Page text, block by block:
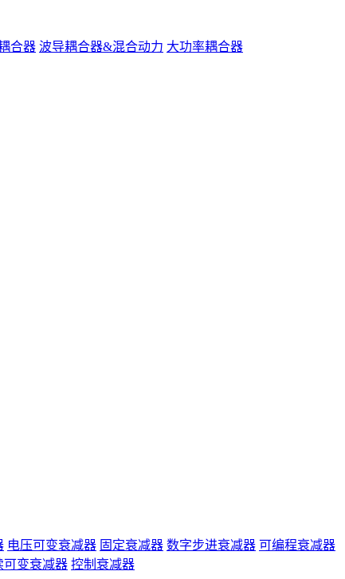
合器 波导耦合器&混合动力 大功率耦合器
电压可变衰减器 固定衰减器 数字步进衰减器 可编程衰减器
可变衰减器 控制衰减器